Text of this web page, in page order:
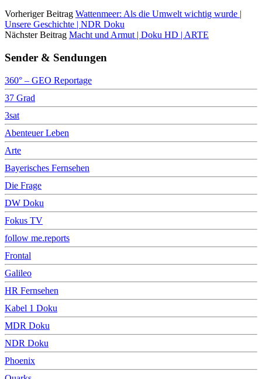
Vorheriger Beitrag Wattenmeer: Als die Umwelt wichtig wurde |
Unsere Geschichte | NDR Doku
Nächster Beitrag Macht und Armut | Doku HD | ARTE
Sender & Sendungen
360° – GEO Reportage
37 Grad
3sat
Abenteuer Leben
Arte
Bayerisches Fernsehen
Die Frage
DW Doku
Fokus TV
follow me.reports
Frontal
Galileo
HR Fernsehen
Kabel 1 Doku
MDR Doku
NDR Doku
Phoenix